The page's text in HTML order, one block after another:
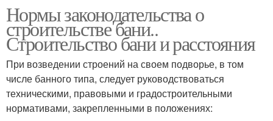
Нормы законодательства о
строительстве бани..
Строительство бани и расстояния
При возведении строений на своем подворье, в том
числе банного типа, следует руководствоваться
техническими, правовыми и градостроительными
нормативами, закрепленными в положениях: